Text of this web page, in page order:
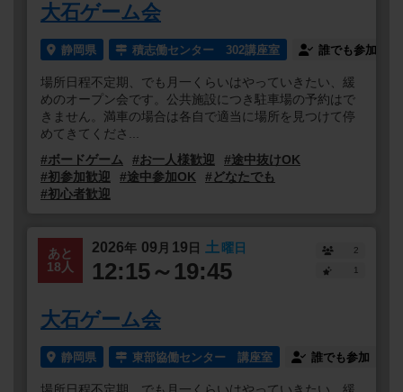
大石ゲーム会
静岡県 積志働センター 302講座室 誰でも参加
場所日程不定期、でも月一くらいはやっていきたい、緩
めのオープン会です。公共施設につき駐車場の予約はで
きません。満車の場合は各自で適当に場所を見つけて停
めてきてくださ...
#ボードゲーム
#お一人様歓迎
#途中抜けOK
#初参加歓迎
#途中参加OK
#どなたでも
#初心者歓迎
あと
18人
2026年 09 月 19日 土 曜日
12:15～19:45
2
1
大石ゲーム会
静岡県 東部協働センター 講座室 誰でも参加